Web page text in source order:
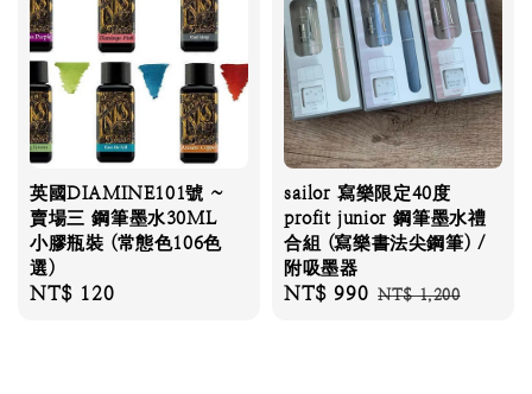
英國DIAMINE101號 ~
賣場三 鋼筆墨水30ML
小膠瓶裝 (常態色106色
選)
Regular
NT$ 120
sailor 寫樂限定40度
profit junior 鋼筆墨水禮
合組 (寫樂書法尖鋼筆) /
附吸墨器
Sale
NT$ 990 Regular
NT$ 1,200